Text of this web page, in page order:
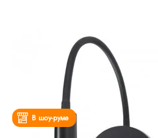
В шоу-руме